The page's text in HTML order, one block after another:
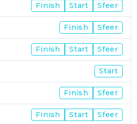
Finish Start Sfeer
Finish Sfeer
Finish Start Sfeer
Start
Finish Sfeer
Finish Start Sfeer